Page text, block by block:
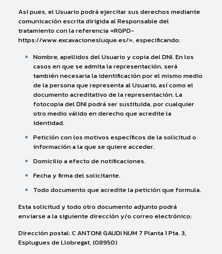
Así pues, el Usuario podrá ejercitar sus derechos mediante
comunicación escrita dirigida al Responsable del
tratamiento con la referencia «RGPD-
https://www.excavacionesluque.es/», especificando:
Nombre, apellidos del Usuario y copia del DNI. En los
casos en que se admita la representación, será
también necesaria la identificación por el mismo medio
de la persona que representa al Usuario, así como el
documento acreditativo de la representación. La
fotocopia del DNI podrá ser sustituida, por cualquier
otro medio válido en derecho que acredite la
identidad.
Petición con los motivos específicos de la solicitud o
información a la que se quiere acceder.
Domicilio a efecto de notificaciones.
Fecha y firma del solicitante.
Todo documento que acredite la petición que formula.
Esta solicitud y todo otro documento adjunto podrá
enviarse a la siguiente dirección y/o correo electrónico:
Dirección postal: C ANTONI GAUDI NUM 7 Planta 1 Pta. 3,
Esplugues de Llobregat, (08950)